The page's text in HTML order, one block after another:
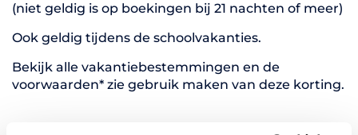
(niet geldig is op boekingen bij 21 nachten of meer)
Ook geldig tijdens de schoolvakanties.
Bekijk alle vakantiebestemmingen en de
voorwaarden* zie gebruik maken van deze korting.